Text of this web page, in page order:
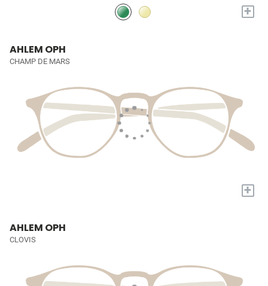
+
AHLEM OPH
CHAMP DE MARS
+
AHLEM OPH
CLOVIS